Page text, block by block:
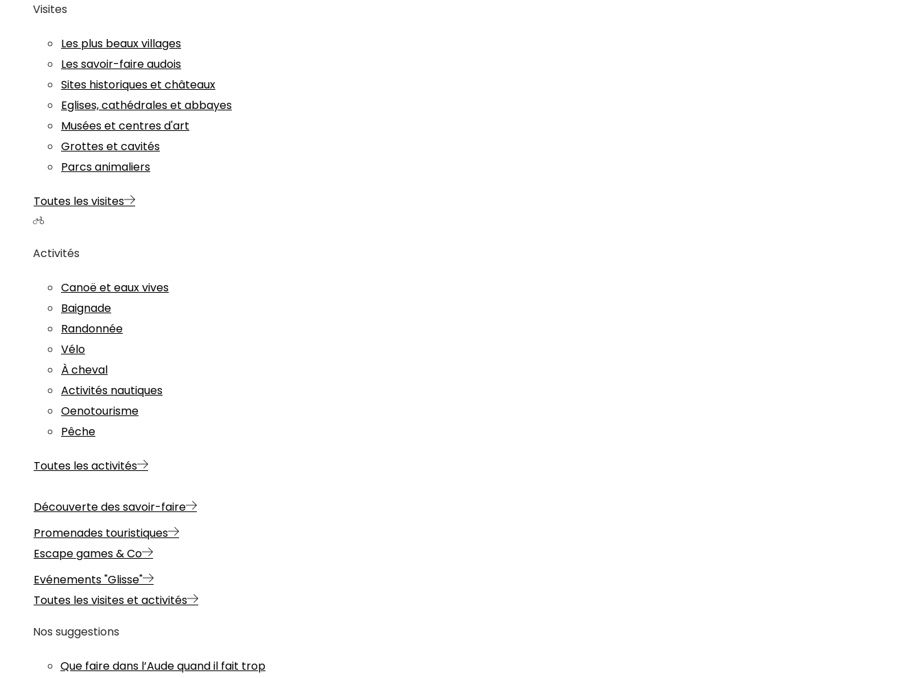
Visites
Les plus beaux villages
Les savoir-faire audois
Sites historiques et châteaux
Eglises, cathédrales et abbayes
Musées et centres d'art
Grottes et cavités
Parcs animaliers
Toutes les visites
Activités
Canoë et eaux vives
Baignade
Randonnée
Vélo
À cheval
Activités nautiques
Oenotourisme
Pêche
Toutes les activités
Découverte des savoir-faire
Promenades touristiques
Escape games & Co
Evénements "Glisse"
Toutes les visites et activités
Nos suggestions
Que faire dans l’Aude quand il fait trop